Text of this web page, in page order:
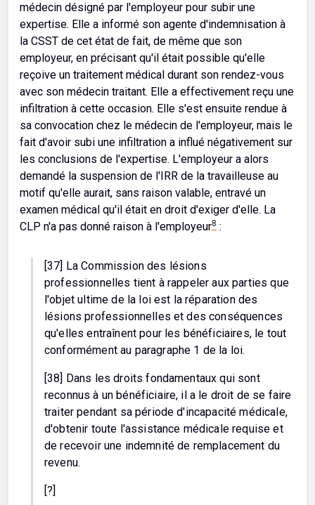
médecin désigné par l'employeur pour subir une
expertise. Elle a informé son agente d'indemnisation à
la CSST de cet état de fait, de même que son
employeur, en précisant qu'il était possible qu'elle
reçoive un traitement médical durant son rendez-vous
avec son médecin traitant. Elle a effectivement reçu une
infiltration à cette occasion. Elle s'est ensuite rendue à
sa convocation chez le médecin de l'employeur, mais le
fait d'avoir subi une infiltration a influé négativement sur
les conclusions de l'expertise. L'employeur a alors
demandé la suspension de l'IRR de la travailleuse au
motif qu'elle aurait, sans raison valable, entravé un
examen médical qu'il était en droit d'exiger d'elle. La
CLP n'a pas donné raison à l'employeur8 :
[37] La Commission des lésions
professionnelles tient à rappeler aux parties que
l'objet ultime de la loi est la réparation des
lésions professionnelles et des conséquences
qu'elles entraînent pour les bénéficiaires, le tout
conformément au paragraphe 1 de la loi.
[38] Dans les droits fondamentaux qui sont
reconnus à un bénéficiaire, il a le droit de se faire
traiter pendant sa période d'incapacité médicale,
d'obtenir toute l'assistance médicale requise et
de recevoir une indemnité de remplacement du
revenu.
[?]